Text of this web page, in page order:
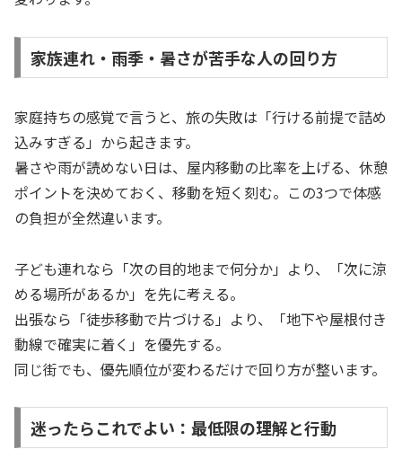
家族連れ・雨季・暑さが苦手な人の回り方
家庭持ちの感覚で言うと、旅の失敗は「行ける前提で詰め
込みすぎる」から起きます。
暑さや雨が読めない日は、屋内移動の比率を上げる、休憩
ポイントを決めておく、移動を短く刻む。この3つで体感
の負担が全然違います。
子ども連れなら「次の目的地まで何分か」より、「次に涼
める場所があるか」を先に考える。
出張なら「徒歩移動で片づける」より、「地下や屋根付き
動線で確実に着く」を優先する。
同じ街でも、優先順位が変わるだけで回り方が整います。
迷ったらこれでよい：最低限の理解と行動